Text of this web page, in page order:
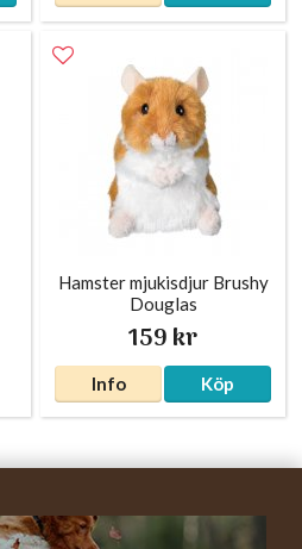
Hamster mjukisdjur Brushy
Douglas
159 kr
Info Köp